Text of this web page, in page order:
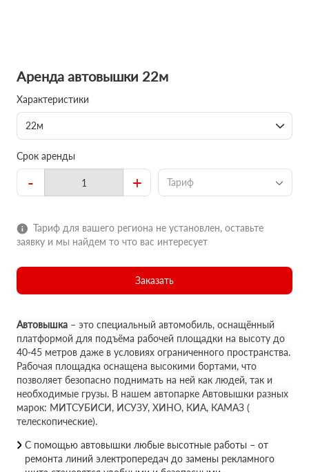
Аренда автовышки 22м
Характеристики
22м
Срок аренды
- + Тариф
Тариф для вашего региона не установлен, оставьте
заявку и мы найдем то что вас интересует
Заказать
Автовышка – это специальный автомобиль, оснащённый
платформой для подъёма рабочей площадки на высоту до
40-45 метров даже в условиях ограниченного пространства.
Рабочая площадка оснащена высокими бортами, что
позволяет безопасно поднимать на ней как людей, так и
необходимые грузы. В нашем автопарке Автовышки разных
марок: МИТСУБИСИ, ИСУЗУ, ХИНО, КИА, КАМАЗ (
телескопические).
С помощью автовышки любые высотные работы – от
ремонта линий электропередач до замены рекламного